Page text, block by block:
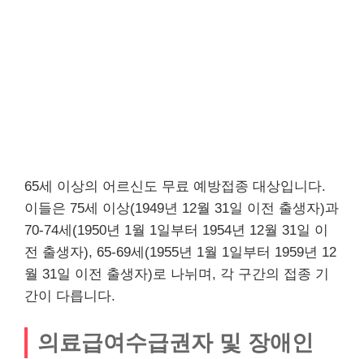
65세 이상의 어르신도 무료 예방접종 대상입니다.
이들은 75세 이상(1949년 12월 31일 이전 출생자)과
70-74세(1950년 1월 1일부터 1954년 12월 31일 이
전 출생자), 65-69세(1955년 1월 1일부터 1959년 12
월 31일 이전 출생자)로 나뉘며, 각 구간의 접종 기
간이 다릅니다.
의료급여수급권자 및 장애인